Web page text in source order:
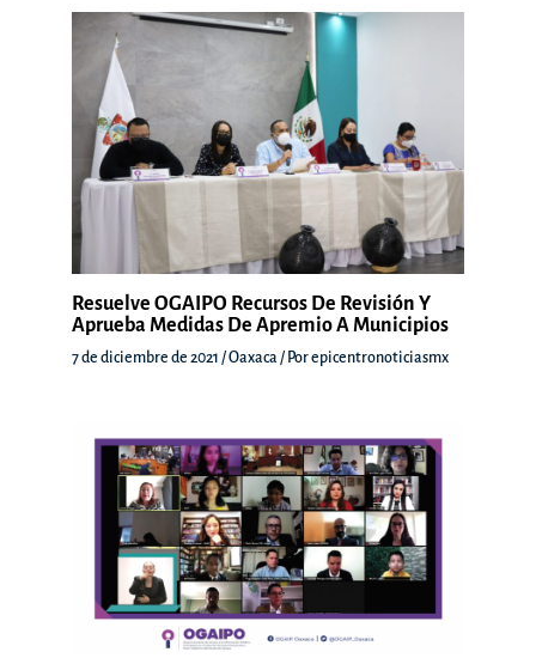
Resuelve OGAIPO Recursos De Revisión Y
Aprueba Medidas De Apremio A Municipios
7 de diciembre de 2021 /Oaxaca / Porepicentronoticiasmx